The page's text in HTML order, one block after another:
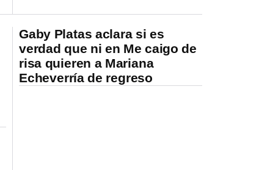
Gaby Platas aclara si es
verdad que ni en Me caigo de
risa quieren a Mariana
Echeverría de regreso